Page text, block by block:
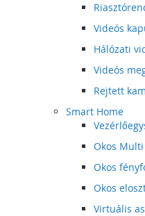
Videós
Hálózati
Videós
Rejtett
Smart Home
Okos
Okos
Okos
Virtuális